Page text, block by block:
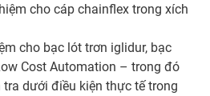
cho cáp chainflex trong xích
cho bạc lót trơn iglidur, bạc
Cost Automation – trong đó
dưới điều kiện thực tế trong